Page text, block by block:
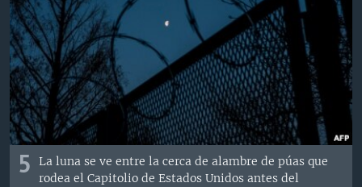
5
La luna se ve entre la cerca de alambre de púas que
rodea el Capitolio de Estados Unidos antes del